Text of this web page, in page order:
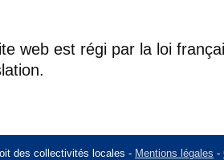
web est régi par la loi
des collectivités locales - Mentions légales -